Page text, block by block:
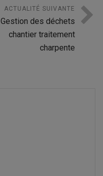
ACTUALITÉ SUIVANTE
Gestion des déchets
chantier traitement
charpente